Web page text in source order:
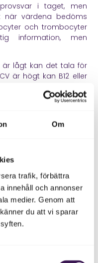
Om
trafik, förbättra
innehåll och annonser
medier. Genom att
du att vi sparar
i taget, men
när värdena bedöms
och trombocyter
information, men
är lågt kan det tala för
är högt kan B12 eller
och du har feber kan
bedöma helheten
av blodstatus kräver
och att enskilda
sjukdom, medan
viktiga ledtrådar.
avvikande